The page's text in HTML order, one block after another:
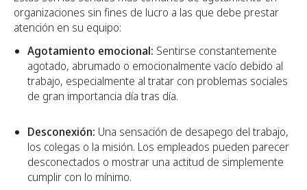
organizaciones sin fines de lucro a las que debe prestar
atención en su equipo:
Agotamiento emocional: Sentirse constantemente
agotado, abrumado o emocionalmente vacío debido al
trabajo, especialmente al tratar con problemas sociales
de gran importancia día tras día.
Desconexión: Una sensación de desapego del trabajo,
los colegas o la misión. Los empleados pueden parecer
desconectados o mostrar una actitud de simplemente
cumplir con lo mínimo.